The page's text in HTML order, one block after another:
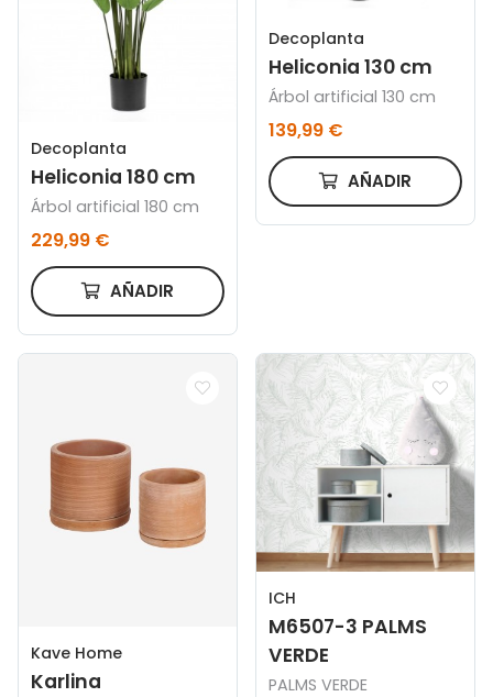
Decoplanta
Heliconia 180 cm
Árbol artificial 180 cm
229,99 €
AÑADIR
Decoplanta
Heliconia 130 cm
Árbol artificial 130 cm
139,99 €
AÑADIR
Kave Home
Karlina
ICH
M6507-3 PALMS
VERDE
PALMS VERDE